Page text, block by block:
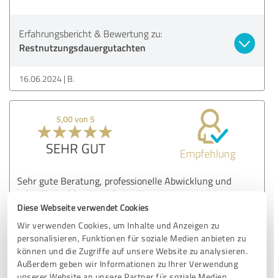
Diese Webseite verwendet Cookies
Wir verwenden Cookies, um Inhalte und Anzeigen zu
personalisieren, Funktionen für soziale Medien anbieten zu
können und die Zugriffe auf unsere Website zu analysieren.
Außerdem geben wir Informationen zu Ihrer Verwendung
Erfahrungsbericht & Bewertung zu:
Restnutzungsdauergutachten
16.06.2024 B.
5,00 von 5
SEHR GUT Empfehlung
Sehr gute Beratung, professionelle Abwicklung und
schnelle Andrkennung beim Finanzamt
Erfahrungsbericht & Bewertung zu:
Restnutzungsdauergutachten